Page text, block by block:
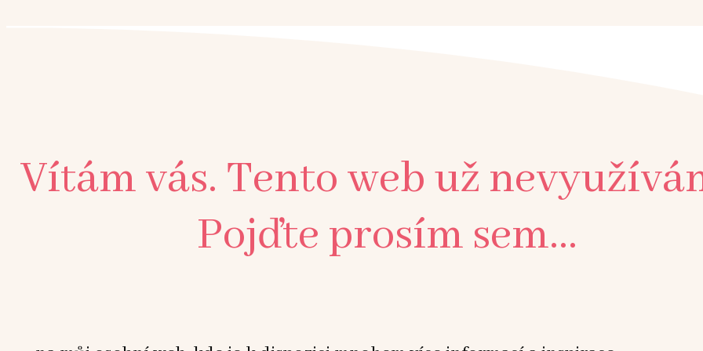
Vítám vás. Tento web už
Pojďte prosím sem...